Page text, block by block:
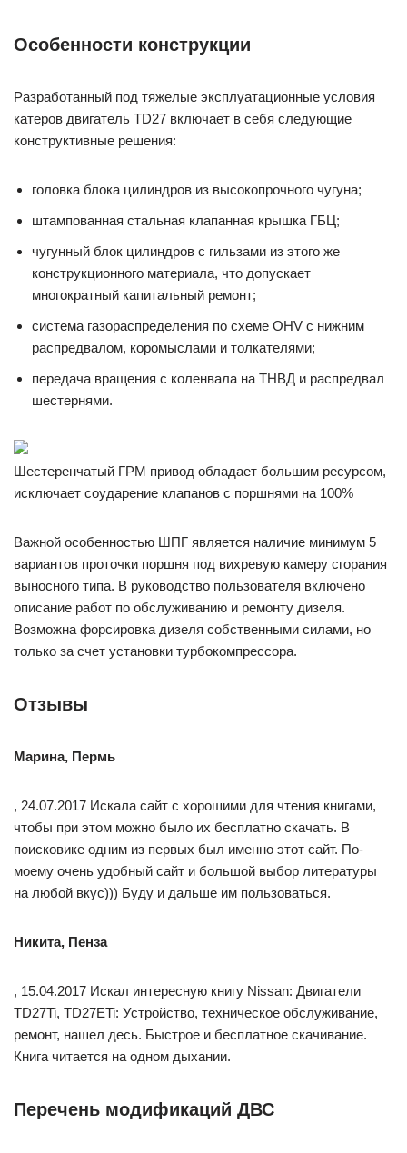
Особенности конструкции
Разработанный под тяжелые эксплуатационные условия
катеров двигатель TD27 включает в себя следующие
конструктивные решения:
головка блока цилиндров из высокопрочного чугуна;
штампованная стальная клапанная крышка ГБЦ;
чугунный блок цилиндров с гильзами из этого же
конструкционного материала, что допускает
многократный капитальный ремонт;
система газораспределения по схеме OHV с нижним
распредвалом, коромыслами и толкателями;
передача вращения с коленвала на ТНВД и распредвал
шестернями.
Шестеренчатый ГРМ привод обладает большим ресурсом,
исключает соударение клапанов с поршнями на 100%
Важной особенностью ШПГ является наличие минимум 5
вариантов проточки поршня под вихревую камеру сгорания
выносного типа. В руководство пользователя включено
описание работ по обслуживанию и ремонту дизеля.
Возможна форсировка дизеля собственными силами, но
только за счет установки турбокомпрессора.
Отзывы
Марина, Пермь
, 24.07.2017 Искала сайт с хорошими для чтения книгами,
чтобы при этом можно было их бесплатно скачать. В
поисковике одним из первых был именно этот сайт. По-
моему очень удобный сайт и большой выбор литературы
на любой вкус))) Буду и дальше им пользоваться.
Никита, Пенза
, 15.04.2017 Искал интересную книгу Nissan: Двигатели
TD27Ti, TD27ETi: Устройство, техническое обслуживание,
ремонт, нашел десь. Быстрое и бесплатное скачивание.
Книга читается на одном дыхании.
Перечень модификаций ДВС